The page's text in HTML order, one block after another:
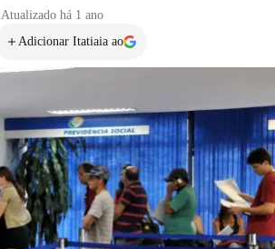
Atualizado há 1 ano
Adicionar Itatiaia ao